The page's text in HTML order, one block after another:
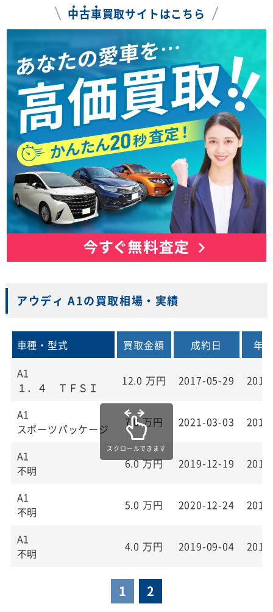
中古車買取サイトはこちら
アウディ A1の買取相場・実績
車種・型式 買取金額 成約日
年
A1
１．４ ＴＦＳＩ
12.0 万円 2017-05-29 2011
A1
スポーツパッケージ
7.0万円 2021-03-03 2011
A1
不明
6.0万円 2019-12-19 2011
A1
不明
5.0 万円 2020-12-24 2011
A1
不明
4.0 万円 2019-09-04 2011
1 2